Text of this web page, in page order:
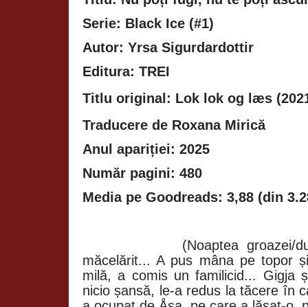
Serie: Black Ice (#1)
Autor: Yrsa Sigurdardottir
Editura: TREI
Titlu original: Lok lok og læs
Traducere de Roxana Mirică
Anul apariției: 2025
Număr pagini: 480
Media pe Goodreads: 3,88 (din
(Noaptea groazei/
măcelărit... A pus mâna pe topor
milă, a comis un familicid... Gigja
nicio șansă, le-a redus la tăcere în